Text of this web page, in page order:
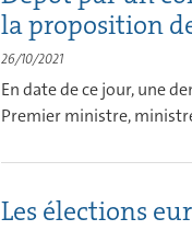
la proposition
26/10/2021
En date de ce jour, une
Premier ministre,
Les élections